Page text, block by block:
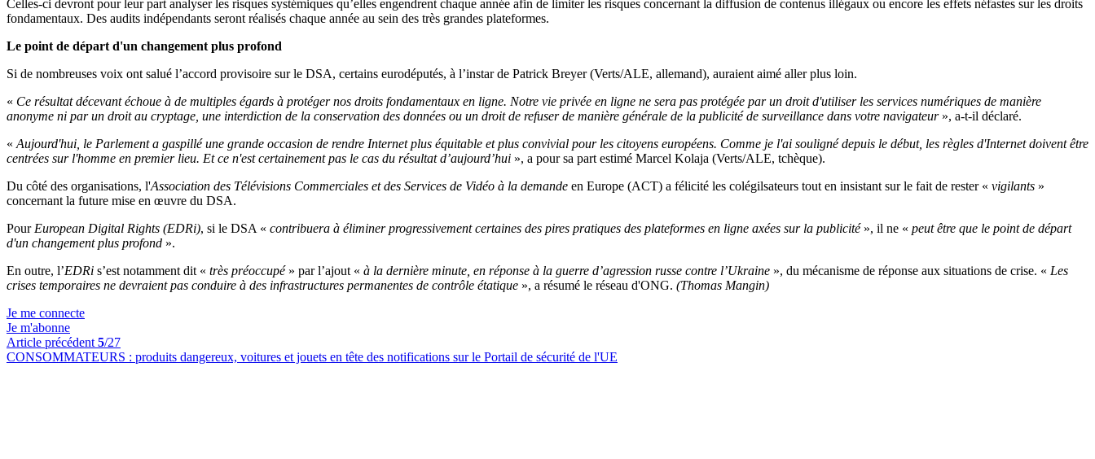
Celles-ci devront pour leur part analyser les risques systémiques qu’elles engendrent chaque année afin de limiter les risques concernant la diffusion de contenus illégaux ou encore les effets néfastes sur les droits
fondamentaux. Des audits indépendants seront réalisés chaque année au sein des très grandes plateformes.
Le point de départ d'un changement plus profond
Si de nombreuses voix ont salué l’accord provisoire sur le DSA, certains eurodéputés, à l’instar de Patrick Breyer (Verts/ALE, allemand), auraient aimé aller plus loin.
« Ce résultat décevant échoue à de multiples égards à protéger nos droits fondamentaux en ligne. Notre vie privée en ligne ne sera pas protégée par un droit d'utiliser les services numériques de manière
anonyme ni par un droit au cryptage, une interdiction de la conservation des données ou un droit de refuser de manière générale de la publicité de surveillance dans votre navigateur », a-t-il déclaré.
« Aujourd'hui, le Parlement a gaspillé une grande occasion de rendre Internet plus équitable et plus convivial pour les citoyens européens. Comme je l'ai souligné depuis le début, les règles d'Internet doivent être
centrées sur l'homme en premier lieu. Et ce n'est certainement pas le cas du résultat d’aujourd’hui », a pour sa part estimé Marcel Kolaja (Verts/ALE, tchèque).
Du côté des organisations, l'Association des Télévisions Commerciales et des Services de Vidéo à la demande en Europe (ACT) a félicité les colégilsateurs tout en insistant sur le fait de rester « vigilants »
concernant la future mise en œuvre du DSA.
Pour European Digital Rights (EDRi), si le DSA « contribuera à éliminer progressivement certaines des pires pratiques des plateformes en ligne axées sur la publicité », il ne « peut être que le point de départ
d'un changement plus profond ».
En outre, l’EDRi s’est notamment dit « très préoccupé » par l’ajout « à la dernière minute, en réponse à la guerre d’agression russe contre l’Ukraine », du mécanisme de réponse aux situations de crise. « Les
crises temporaires ne devraient pas conduire à des infrastructures permanentes de contrôle étatique », a résumé le réseau d'ONG. (Thomas Mangin)
Je me connecte
Je m'abonne
Article précédent 5/27
CONSOMMATEURS : produits dangereux, voitures et jouets en tête des notifications sur le Portail de sécurité de l'UE